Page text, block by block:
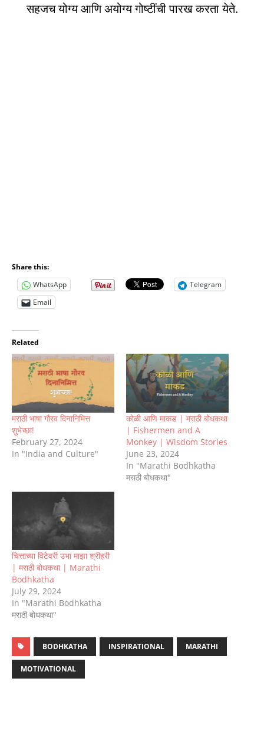
सहजच योग्य आणि अयोग्य गोष्टींची पारख करता येते.
Share this:
WhatsApp
Telegram
Email
Related
मराठी भाषा गौरव दिनानिमित्त
शुभेच्छा!
February 27, 2024
In "India and Culture"
कोळी आणि माकड | मराठी बोधकथा
| Fishermen and A
Monkey | Wisdom Stories
June 23, 2024
In "Marathi Bodhkatha
मराठी बोधकथा"
चित्ताच्या विटेवरी उभा माझा श्रीहरी
| मराठी बोधकथा | Marathi
Bodhkatha
July 29, 2024
In "Marathi Bodhkatha
मराठी बोधकथा"
BODHKATHA INSPIRATIONAL MARATHI
MOTIVATIONAL